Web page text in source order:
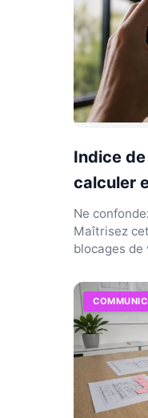
Indice
calculer
Ne
Maîtrisez
blocages